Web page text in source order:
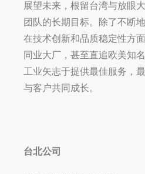
展望未来，根留台湾与放眼
团队的长期目标。除了不断
在技术创新和品质稳定性方
同业大厂，甚至直追欧美知
工业矢志于提供最佳服务，
与客户共同成长。
台北公司